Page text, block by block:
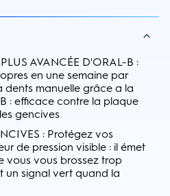
AVANCÉE D'ORAL-B :
en une semaine par
manuelle grâce a la
: efficace contre la plaque
gencives
: Protégez vos
de pression visible : il émet
vous vous brossez trop
un signal vert quand la